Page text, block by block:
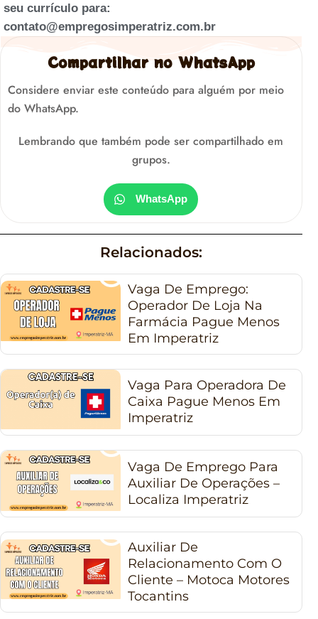
seu currículo para:
contato@empregosimperatriz.com.br
Compartilhar no WhatsApp
Considere enviar este conteúdo para alguém por meio
do WhatsApp.
Lembrando que também pode ser compartilhado em
grupos.
WhatsApp
Relacionados:
Vaga De Emprego:
Operador De Loja Na
Farmácia Pague Menos
Em Imperatriz
Vaga Para Operadora De
Caixa Pague Menos Em
Imperatriz
Vaga De Emprego Para
Auxiliar De Operações –
Localiza Imperatriz
Auxiliar De
Relacionamento Com O
Cliente – Motoca Motores
Tocantins